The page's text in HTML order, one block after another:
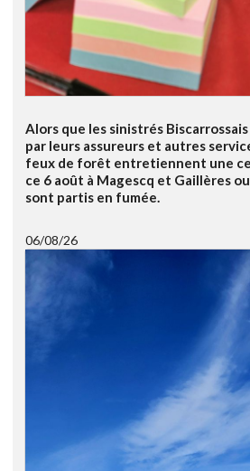
Alors que les sinistrés
par leurs assureurs et autres
feux de forêt entretiennent une
ce 6 août à Magescq et Gaillères
sont partis en fumée.
06/08/26